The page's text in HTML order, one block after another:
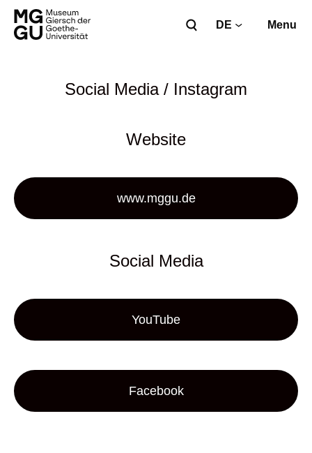
DE Menu
Social Media / Instagram
Website
www.mggu.de
Social Media
YouTube
Facebook